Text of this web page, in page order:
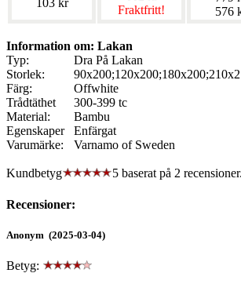
103 kr
Fraktfritt!
576
Information om: Lakan
Typ:
Dra På Lakan
Storlek:
Färg:
Offwhite
Trådtäthet
300-399 tc
Material:
Bambu
Egenskaper
Enfärgat
Varumärke:
Varnamo of Sweden
Kundbetyg 5 baserat på 2 recensioner.
Recensioner:
Anonym (2025-03-04)
Betyg: